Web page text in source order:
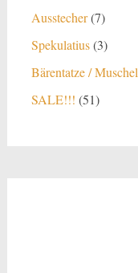
Ausstecher 77
Spekulatius 33
Bärentatze / Muschel
SALE!!! 5151